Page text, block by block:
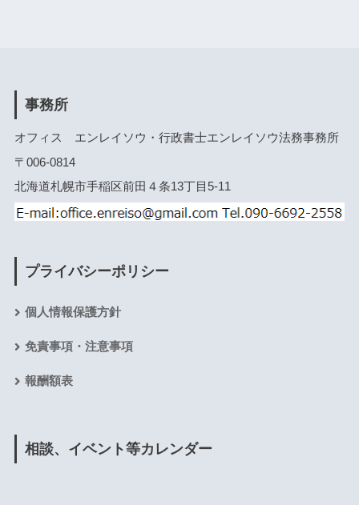
事務所
オフィス エンレイソウ・行政書士エンレイソウ法務事務所
〒006-0814
北海道札幌市手稲区前田４条13丁目5-11
プライバシーポリシー
個人情報保護方針
免責事項・注意事項
報酬額表
相談、イベント等カレンダー